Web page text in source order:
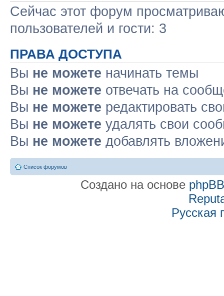
Сейчас этот форум
пользователей и гости: 3
ПРАВА ДОСТУПА
Вы не можете начинать темы
Вы не можете отвечать на
Вы не можете редактировать
Вы не можете удалять свои
Вы не можете добавлять
Список форумов
Создано на основе phpBB
Русская